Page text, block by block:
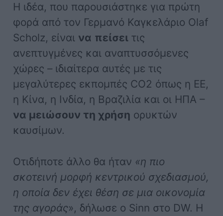
Η ιδέα, που παρουσιάστηκε για πρώτη
φορά από τον Γερμανό Καγκελάριο Olaf
Scholz, είναι να πείσει τις
ανεπτυγμένες και αναπτυσσόμενες
χώρες – ιδιαίτερα αυτές με τις
μεγαλύτερες εκπομπές CO2 όπως η ΕΕ,
η Κίνα, η Ινδία, η Βραζιλία και οι ΗΠΑ –
να μειώσουν τη χρήση ορυκτών
καυσίμων.
Οτιδήποτε άλλο θα ήταν «η πιο
σκοτεινή μορφή κεντρικού σχεδιασμού,
η οποία δεν έχει θέση σε μια οικονομία
της αγοράς», δήλωσε ο Sinn στο DW. Η